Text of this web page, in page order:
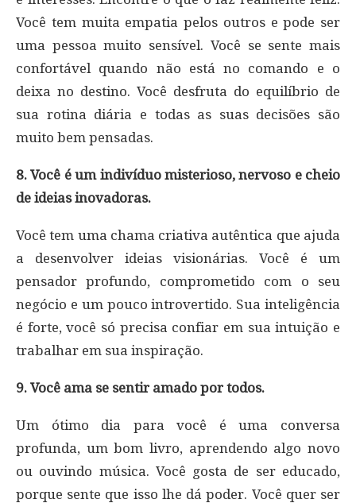
Você tem muita empatia pelos outros e pode ser
uma pessoa muito sensível. Você se sente mais
confortável quando não está no comando e o
deixa no destino. Você desfruta do equilíbrio de
sua rotina diária e todas as suas decisões são
muito bem pensadas.
8. Você é um indivíduo misterioso, nervoso e cheio
de ideias inovadoras.
Você tem uma chama criativa autêntica que ajuda
a desenvolver ideias visionárias. Você é um
pensador profundo, comprometido com o seu
negócio e um pouco introvertido. Sua inteligência
é forte, você só precisa confiar em sua intuição e
trabalhar em sua inspiração.
9. Você ama se sentir amado por todos.
Um ótimo dia para você é uma conversa
profunda, um bom livro, aprendendo algo novo
ou ouvindo música. Você gosta de ser educado,
porque sente que isso lhe dá poder. Você quer ser